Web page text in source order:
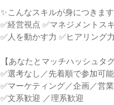
✨こんなスキルが身につきます
✅経営視点 ✅マネジメントス
✅人を動かす力 ✅ヒアリング
【あなたとマッチハッシュタグ
✅選考なし／先着順で参加可能
✅マーケティング／企画／営
✅文系歓迎 ／理系歓迎